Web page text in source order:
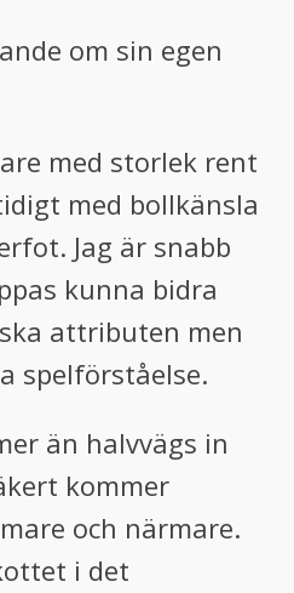
om sin egen
med storlek rent
med bollkänsla
Jag är snabb
kunna bidra
attributen men
spelförståelse.
än halvvägs in
kommer
och närmare.
i det